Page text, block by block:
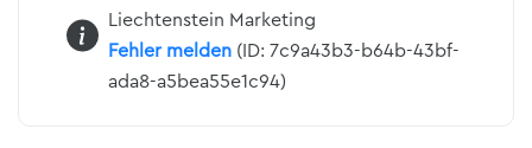
Liechtenstein Marketing
Fehler melden (ID: 7c9a43b3-b64b-43bf-
ada8-a5bea55e1c94)